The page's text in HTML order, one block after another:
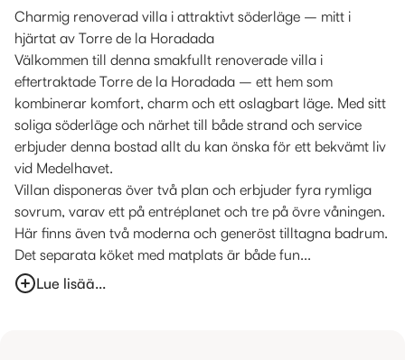
Charmig renoverad villa i attraktivt söderläge – mitt i
hjärtat av Torre de la Horadada
Välkommen till denna smakfullt renoverade villa i
eftertraktade Torre de la Horadada – ett hem som
kombinerar komfort, charm och ett oslagbart läge. Med sitt
soliga söderläge och närhet till både strand och service
erbjuder denna bostad allt du kan önska för ett bekvämt liv
vid Medelhavet.
Villan disponeras över två plan och erbjuder fyra rymliga
sovrum, varav ett på entréplanet och tre på övre våningen.
Här finns även två moderna och generöst tilltagna badrum.
Det separata köket med matplats är både fun...
Lue lisää...